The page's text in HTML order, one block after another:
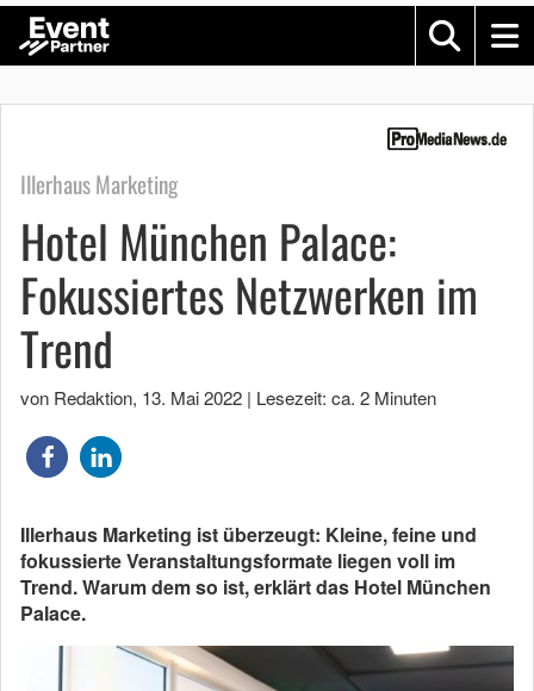
Illerhaus Marketing
Hotel München Palace:
Fokussiertes Netzwerken im
Trend
von Redaktion, 13. Mai 2022 | Lesezeit: ca. 2 Minuten
Illerhaus Marketing ist überzeugt: Kleine, feine und
fokussierte Veranstaltungsformate liegen voll im
Trend. Warum dem so ist, erklärt das Hotel München
Palace.